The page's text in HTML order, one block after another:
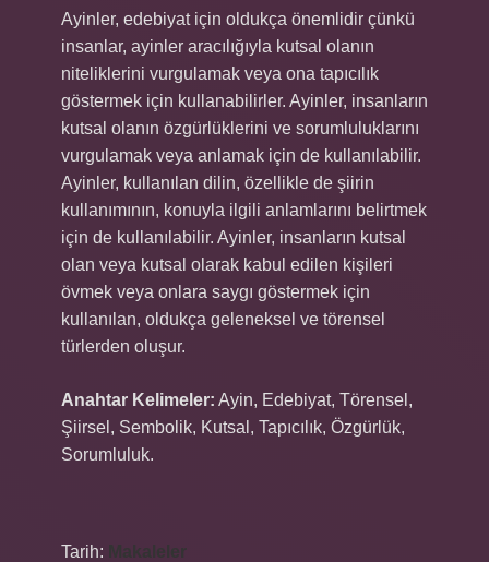
Ayinler, edebiyat için oldukça önemlidir çünkü
insanlar, ayinler aracılığıyla kutsal olanın
niteliklerini vurgulamak veya ona tapıcılık
göstermek için kullanabilirler. Ayinler, insanların
kutsal olanın özgürlüklerini ve sorumluluklarını
vurgulamak veya anlamak için de kullanılabilir.
Ayinler, kullanılan dilin, özellikle de şiirin
kullanımının, konuyla ilgili anlamlarını belirtmek
için de kullanılabilir. Ayinler, insanların kutsal
olan veya kutsal olarak kabul edilen kişileri
övmek veya onlara saygı göstermek için
kullanılan, oldukça geleneksel ve törensel
türlerden oluşur.
Anahtar Kelimeler: Ayin, Edebiyat, Törensel,
Şiirsel, Sembolik, Kutsal, Tapıcılık, Özgürlük,
Sorumluluk.
Tarih: Makaleler